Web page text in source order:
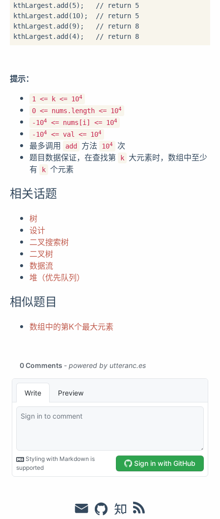
kthLargest.add(5);   // return 5
kthLargest.add(10);  // return 5
kthLargest.add(9);   // return 8
提示：
1 <= k <= 104
0 <= nums.length <= 104
-104 <= nums[i] <= 104
-104 <= val <= 104
最多调用 add 方法 104
次
题目数据保证，在查找第
k
大元素时，数组中至少
有
k 个元素
相关话题
树
设计
二叉搜索树
二叉树
数据流
堆（优先队列）
相似题目
数组中的第K个最大元素